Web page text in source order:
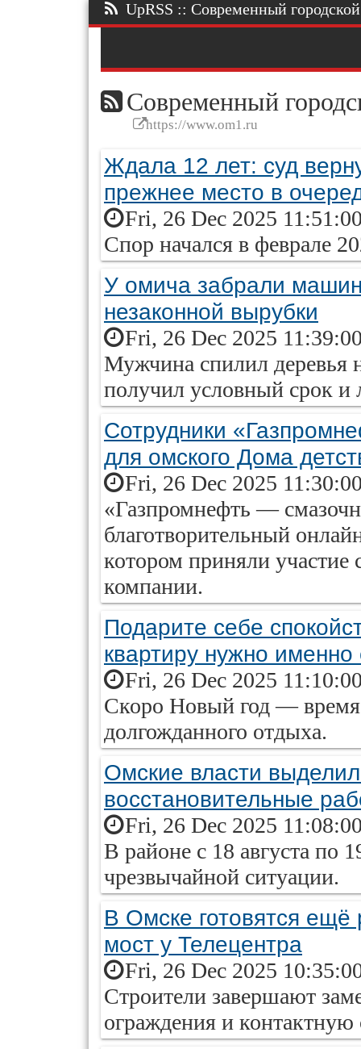
UpRSS :: Современный
Современный
https://www.om1.ru
Ждала 12 лет: суд
прежнее место в
Fri, 26 Dec 2025
Спор начался в феврале
У омича забрали
незаконной вырубки
Fri, 26 Dec 2025
Мужчина спилил деревья
получил условный срок
Сотрудники
для омского Дома
Fri, 26 Dec 2025
«Газпромнефть —
благотворительный
котором приняли участие
компании.
Подарите себе
квартиру нужно именно
Fri, 26 Dec 2025
Скоро Новый год — время
долгожданного отдыха.
Омские власти
восстановительные
Fri, 26 Dec 2025
В районе с 18 августа по
чрезвычайной ситуации.
В Омске готовятся ещё
мост у Телецентра
Fri, 26 Dec 2025
Строители завершают
ограждения и контактную